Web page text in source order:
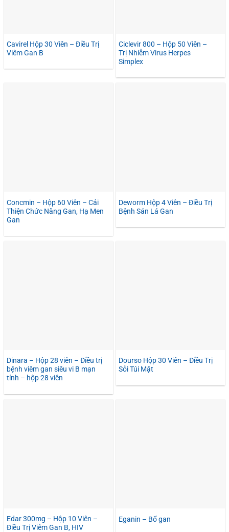
Cavirel Hộp 30 Viên – Điều Trị
Viêm Gan B
Ciclevir 800 – Hộp 50 Viên –
Trị Nhiễm Virus Herpes
Simplex
Concmin – Hộp 60 Viên – Cải
Thiện Chức Năng Gan, Hạ Men
Gan
Deworm Hộp 4 Viên – Điều Trị
Bệnh Sán Lá Gan
Dinara – Hộp 28 viên – Điều trị
bệnh viêm gan siêu vi B mạn
tính – hộp 28 viên
Dourso Hộp 30 Viên – Điều Trị
Sỏi Túi Mật
Edar 300mg – Hộp 10 Viên –
Điều Trị Viêm Gan B, HIV
Eganin – Bổ gan